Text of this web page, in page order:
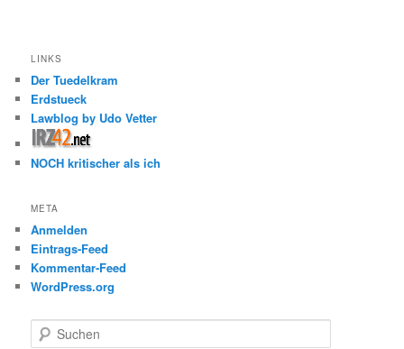
LINKS
Der Tuedelkram
Erdstueck
Lawblog by Udo Vetter
NOCH kritischer als ich
META
Anmelden
Eintrags-Feed
Kommentar-Feed
WordPress.org
u